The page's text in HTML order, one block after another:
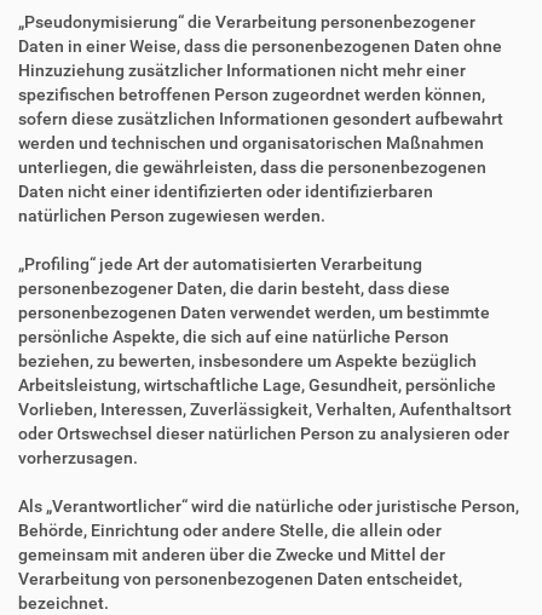
„Pseudonymisierung“ die Verarbeitung personenbezogener
Daten in einer Weise, dass die personenbezogenen Daten ohne
Hinzuziehung zusätzlicher Informationen nicht mehr einer
spezifischen betroffenen Person zugeordnet werden können,
sofern diese zusätzlichen Informationen gesondert aufbewahrt
werden und technischen und organisatorischen Maßnahmen
unterliegen, die gewährleisten, dass die personenbezogenen
Daten nicht einer identifizierten oder identifizierbaren
natürlichen Person zugewiesen werden.
„Profiling“ jede Art der automatisierten Verarbeitung
personenbezogener Daten, die darin besteht, dass diese
personenbezogenen Daten verwendet werden, um bestimmte
persönliche Aspekte, die sich auf eine natürliche Person
beziehen, zu bewerten, insbesondere um Aspekte bezüglich
Arbeitsleistung, wirtschaftliche Lage, Gesundheit, persönliche
Vorlieben, Interessen, Zuverlässigkeit, Verhalten, Aufenthaltsort
oder Ortswechsel dieser natürlichen Person zu analysieren oder
vorherzusagen.
Als „Verantwortlicher“ wird die natürliche oder juristische Person,
Behörde, Einrichtung oder andere Stelle, die allein oder
gemeinsam mit anderen über die Zwecke und Mittel der
Verarbeitung von personenbezogenen Daten entscheidet,
bezeichnet.